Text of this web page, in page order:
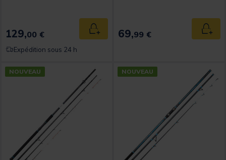
129,00 € Ajouter au panier
Expédition sous 24 h
69,99 €
NOUVEAU NOUVEAU